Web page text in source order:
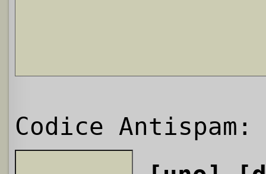
Codice Antispam: